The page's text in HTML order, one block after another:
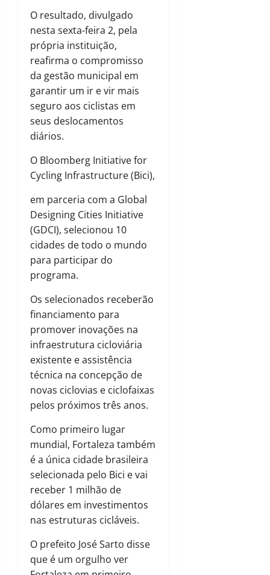
O resultado, divulgado
nesta sexta-feira 2, pela
própria instituição,
reafirma o compromisso
da gestão municipal em
garantir um ir e vir mais
seguro aos ciclistas em
seus deslocamentos
diários.
O Bloomberg Initiative for
Cycling Infrastructure (Bici),
em parceria com a Global
Designing Cities Initiative
(GDCI), selecionou 10
cidades de todo o mundo
para participar do
programa.
Os selecionados receberão
financiamento para
promover inovações na
infraestrutura cicloviária
existente e assistência
técnica na concepção de
novas ciclovias e ciclofaixas
pelos próximos três anos.
Como primeiro lugar
mundial, Fortaleza também
é a única cidade brasileira
selecionada pelo Bici e vai
receber 1 milhão de
dólares em investimentos
nas estruturas cicláveis.
O prefeito José Sarto disse
que é um orgulho ver